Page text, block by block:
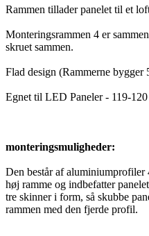
Rammen tillader panelet til et
Monteringsrammen 4 er
skruet sammen.
Flad design (Rammerne bygger
Egnet til LED Paneler - 119-
monteringsmuligheder:
Den består af aluminiumprofiler
høj ramme og indbefatter
tre skinner i form, så skubbe
rammen med den fjerde profil.